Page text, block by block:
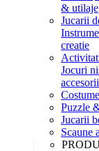
& utilaje
Jucarii
creatie
Jocuri
accesorii
Puzzle
Jucarii
Scaune